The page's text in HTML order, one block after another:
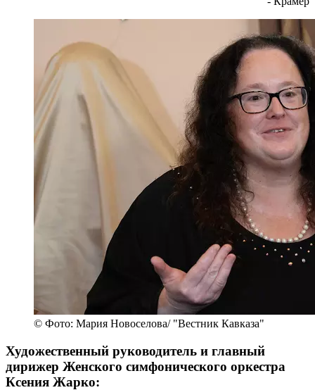
© Фото: Мария Новоселова/ "Вестник Кавказа"
Художественный руководитель и главный
дирижер Женского симфонического оркестра
Ксения Жарко: